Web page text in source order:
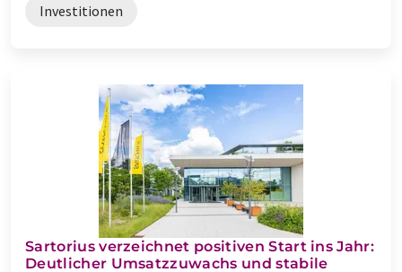
Investitionen
Sartorius verzeichnet positiven Start ins Jahr:
Deutlicher Umsatzzuwachs und stabile